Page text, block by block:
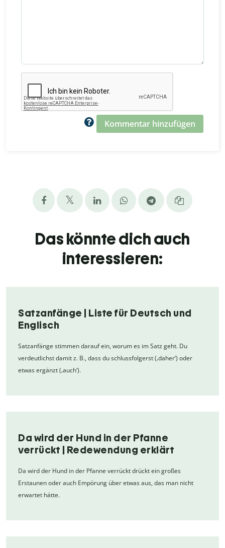
Kommentar hinzufügen
Das könnte dich auch
interessieren:
Satzanfänge | Liste für Deutsch und
Englisch
Satzanfänge stimmen darauf ein, worum es im Satz geht. Du
verdeutlichst damit z. B., dass du schlussfolgerst (‚daher‘) oder
etwas ergänzt (‚auch‘).
Da wird der Hund in der Pfanne
verrückt | Redewendung erklärt
Da wird der Hund in der Pfanne verrückt drückt ein großes
Erstaunen oder auch Empörung über etwas aus, das man nicht
erwartet hätte.